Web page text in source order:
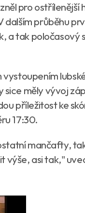
pro ostřílenější
průběhu
a tak poločasový
měly vývoj
příležitost ke
17:30.
mančafty,
výše, asi tak,"